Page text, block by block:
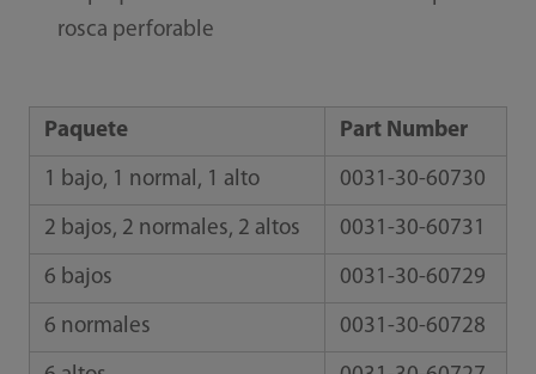
rosca perforable
Paquete Part Number
1 bajo, 1 normal, 1 alto 0031-30-60730
2 bajos, 2 normales, 2 altos 0031-30-60731
6 bajos 0031-30-60729
6 normales 0031-30-60728